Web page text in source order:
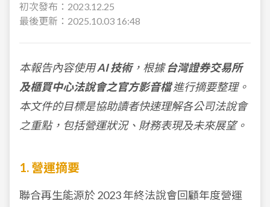
初次發布： 2023.12.25
最後更新： 2025.10.03 16:48
本報告內容使用AI 技術，根據台灣證券交易所
及櫃買中心法說會之官方影音檔進行摘要整理。
本文件的目標是協助讀者快速理解各公司法說會
之重點，包括營運狀況、財務表現及未來展望。
1. 營運摘要
聯合再生能源於 2023 年終法說會回顧年度營運